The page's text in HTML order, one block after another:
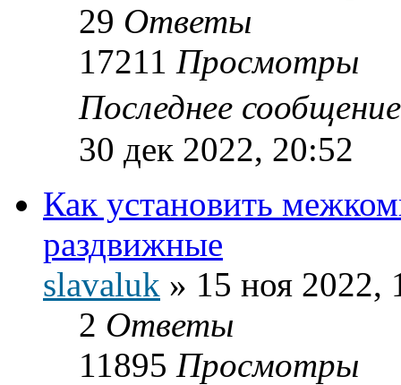
29 Ответы
17211 Просмотры
Последнее
30 дек 2022, 20:52
Как установить
раздвижные
slavaluk » 15 ноя 2022,
2 Ответы
11895 Просмотры